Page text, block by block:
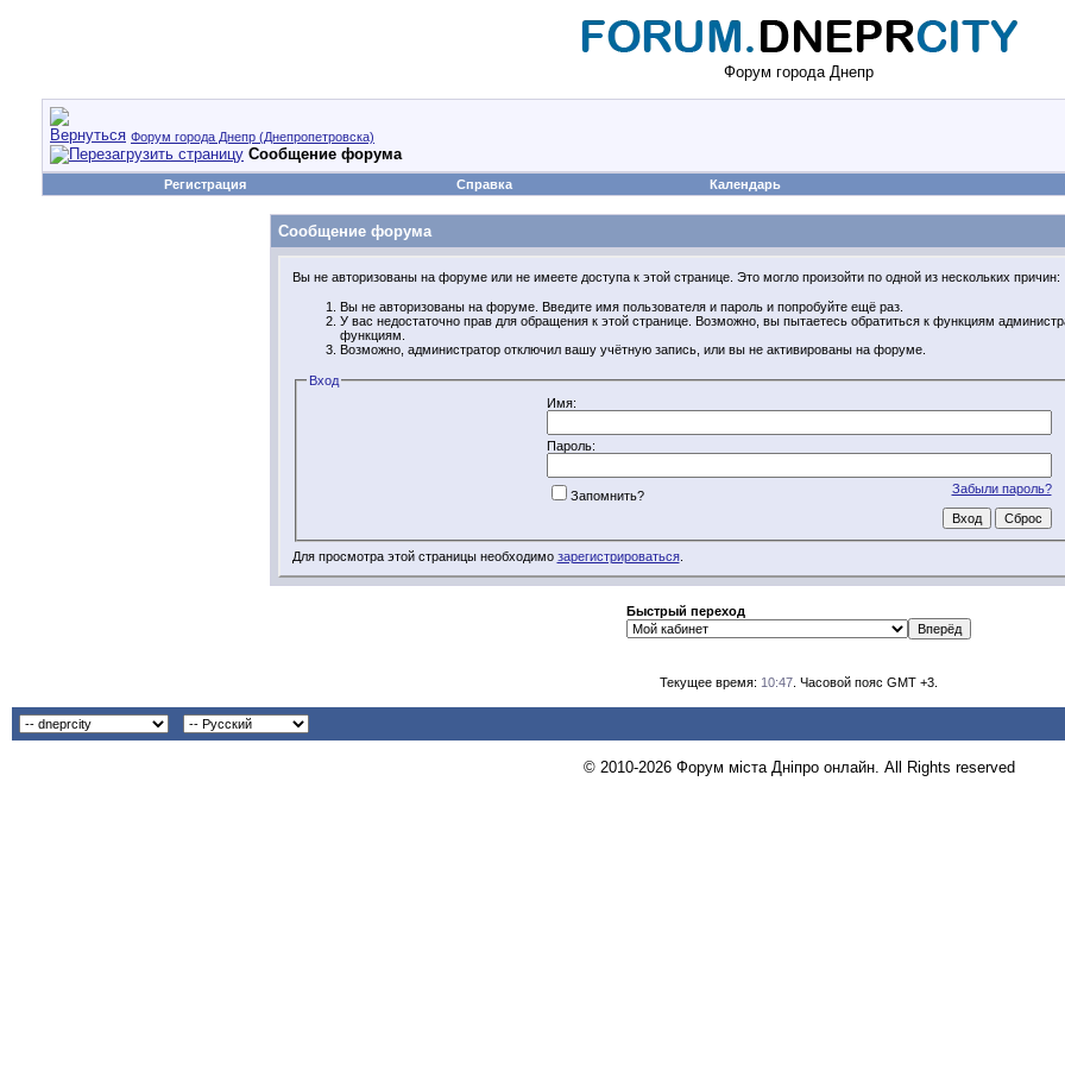
Форум города Днепр
Форум города Днепр (Днепропетровска)
Сообщение форума
Регистрация Справка Календарь
Сообщение форума
Вы не авторизованы на форуме или не имеете доступа к этой странице. Это могло произойти по одной из нескольких причин:
Вы не авторизованы на форуме. Введите имя пользователя и пароль и попробуйте ещё раз.
У вас недостаточно прав для обращения к этой странице. Возможно, вы пытаетесь обратиться к функциям
функциям.
Возможно, администратор отключил вашу учётную запись, или вы не активированы на форуме.
Вход
Имя:
Пароль:
Забыли пароль?
Запомнить?
Для просмотра этой страницы необходимо зарегистрироваться.
Быстрый переход
Текущее время: 10:47 . Часовой пояс GMT +3.
© 2010-2026 Форум міста Дніпро онлайн. All Rights reserved